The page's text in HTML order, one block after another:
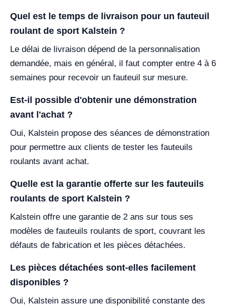
Quel est le temps de livraison pour un fauteuil
roulant de sport Kalstein ?
Le délai de livraison dépend de la personnalisation
demandée, mais en général, il faut compter entre 4 à 6
semaines pour recevoir un fauteuil sur mesure.
Est-il possible d'obtenir une démonstration
avant l'achat ?
Oui, Kalstein propose des séances de démonstration
pour permettre aux clients de tester les fauteuils
roulants avant achat.
Quelle est la garantie offerte sur les fauteuils
roulants de sport Kalstein ?
Kalstein offre une garantie de 2 ans sur tous ses
modèles de fauteuils roulants de sport, couvrant les
défauts de fabrication et les pièces détachées.
Les pièces détachées sont-elles facilement
disponibles ?
Oui, Kalstein assure une disponibilité constante des